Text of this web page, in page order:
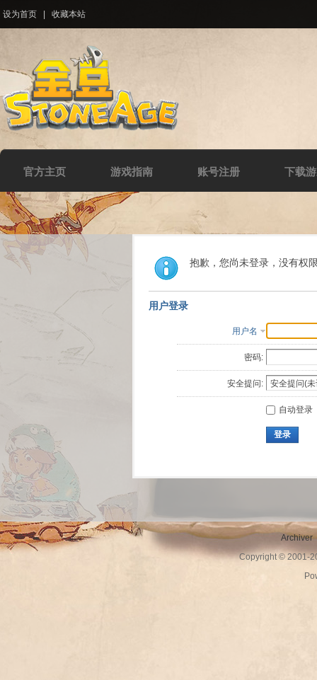
设为首页 收藏本站
官方主页 游戏指南 账号注册 下载
抱歉，您尚未登录，没有权
用户登录
用户名
密码:
安全提问:
自动登录
登录
Archiver
Copyright © 2001-